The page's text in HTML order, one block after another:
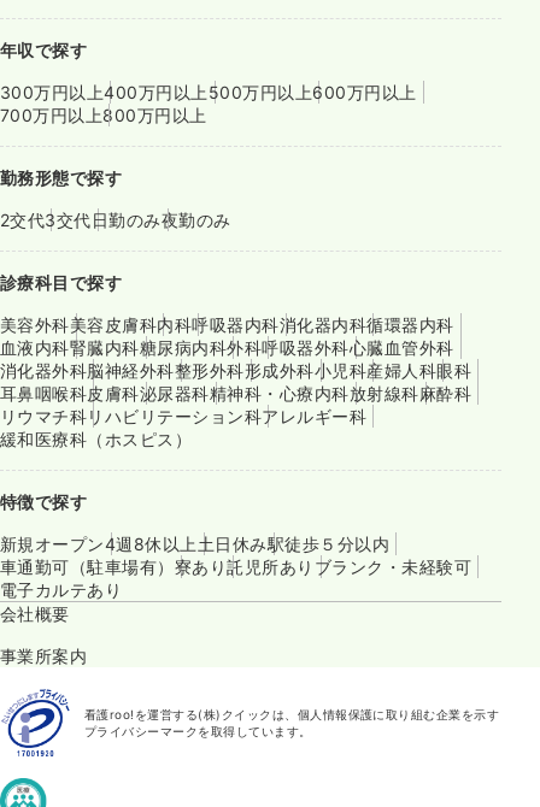
年収で探す
300万円以上400万円以上 500万円以上600万円以上
700万円以上800万円以上
勤務形態で探す
2交代3交代日勤のみ夜勤のみ
診療科目で探す
美容外科美容皮膚科内科呼吸器内科消化器内科循環器内科
血液内科腎臓内科糖尿病内科外科呼吸器外科心臓血管外科
消化器外科脳神経外科整形外科形成外科小児科産婦人科眼科
耳鼻咽喉科皮膚科泌尿器科精神科・心療内科放射線科麻酔科
リウマチ科リハビリテーション科アレルギー科
緩和医療科（ホスピス）
特徴で探す
新規オープン4週8休以上 土日休み駅徒歩５分以内
車通勤可（駐車場有） 寮あり託児所あり ブランク・未経験可
電子カルテあり
会社概要
事業所案内
看護roo!を運営する(株)クイックは、個人情報保護に取り組む企業を示す
プライバシーマークを取得しています。